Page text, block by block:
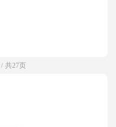
共27页